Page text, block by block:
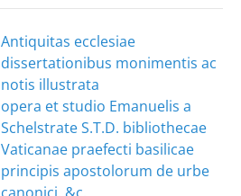
Antiquitas ecclesiae
dissertationibus monimentis ac
notis illustrata
opera et studio Emanuelis a
Schelstrate S.T.D. bibliothecae
Vaticanae praefecti basilicae
principis apostolorum de urbe